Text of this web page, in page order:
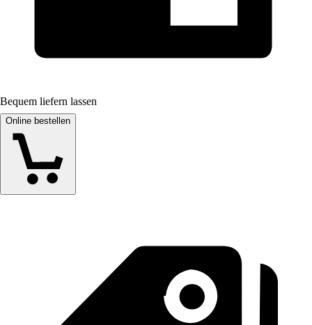
Bequem liefern lassen
Online bestellen